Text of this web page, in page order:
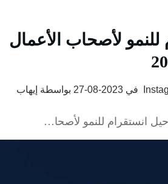
لأصحاب الأعمال
في 2023-08-27 بواسطةإيهاب
8 حيل انستقرام للنمو لأصحاب الأعمال الصغيرة في 2023